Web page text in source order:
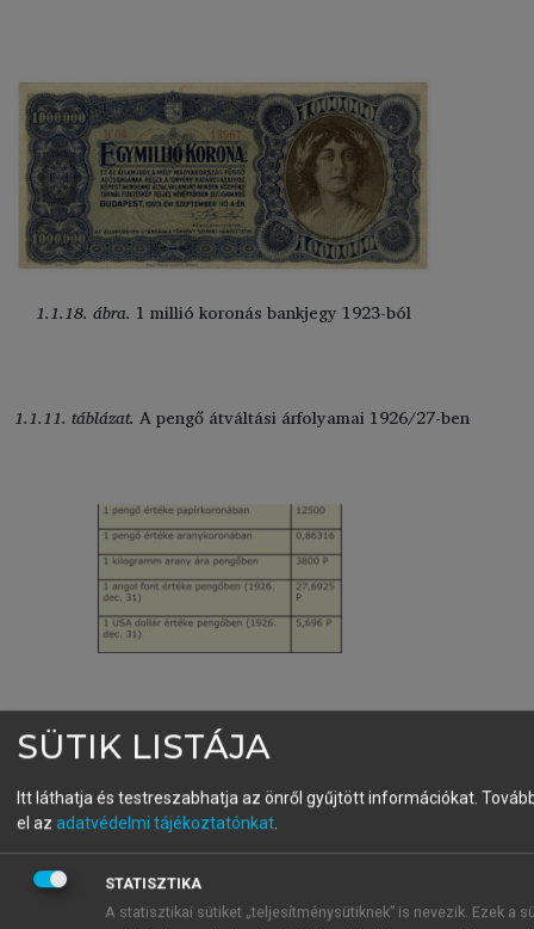
1.1.18. ábra. 1 millió koronás bankjegy 1923-ból
1.1.11. táblázat. A pengő átváltási árfolyamai 1926/27-ben
Forrás: www.artortenet.hu
Bevezetése idején, fogyasztási cikkben mérve, 1
pengő (2023. évi árszinten számolva) 1140 Ft-nak
felelt meg. Ez idő tájt a miniszteri fizetés 1757 P/hó
volt (≈ 2 M Ft), a tanítók 125–250 pengő (≈ 143 ezer
és 286 ezer Ft) között kerestek. A pengő 1940-ig
SÜTIK LISTÁJA
Itt láthatja és testreszabhatja az önről gyűjtött információkat.
el az adatvédelmi tájékoztatónkat
STATISZTIKA
A statisztikai sütiket „teljesítménysütiknek” is nevezik. Ezek a